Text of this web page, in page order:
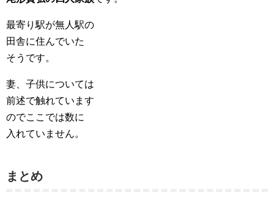
最寄り駅が無人駅の
田舎に住んでいた
そうです。
妻、子供については
前述で触れています
のでここでは数に
入れていません。
まとめ